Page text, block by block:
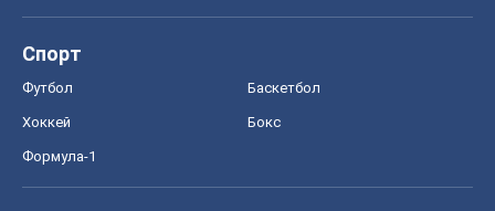
Спорт
Футбол Баскетбол
Хоккей Бокс
Формула-1